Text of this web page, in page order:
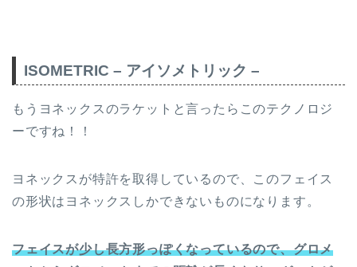
ISOMETRIC – アイソメトリック –
もうヨネックスのラケットと言ったらこのテクノロジ
ーですね！！
ヨネックスが特許を取得しているので、このフェイス
の形状はヨネックスしかできないものになります。
フェイスが少し長方形っぽくなっているので、グロメ